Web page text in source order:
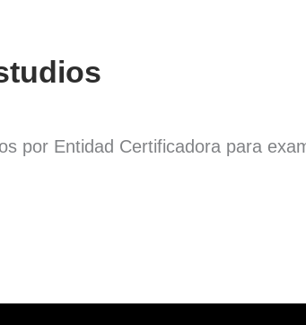
por Entidad Certificadora para